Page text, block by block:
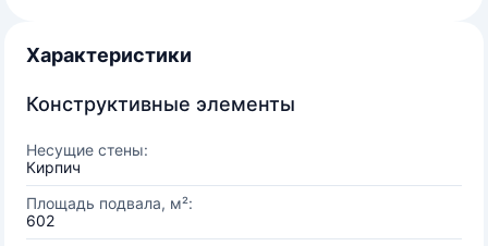
Характеристики
Конструктивные элементы
Несущие стены:
Кирпич
Площадь подвала, м²:
602